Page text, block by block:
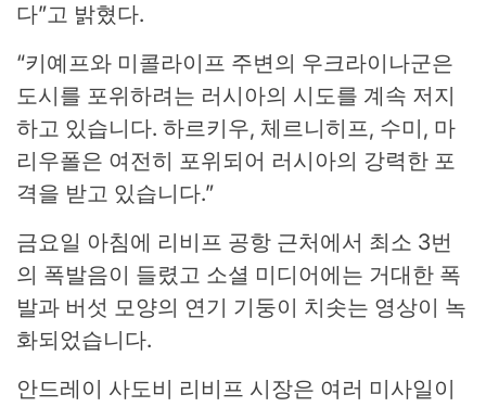
다”고 밝혔다.
“키예프와 미콜라이프 주변의 우크라이나군은
도시를 포위하려는 러시아의 시도를 계속 저지
하고 있습니다. 하르키우, 체르니히프, 수미, 마
리우폴은 여전히 ​​포위되어 러시아의 강력한 포
격을 받고 있습니다.”
금요일 아침에 리비프 공항 근처에서 최소 3번
의 폭발음이 들렸고 소셜 미디어에는 거대한 폭
발과 버섯 모양의 연기 기둥이 치솟는 영상이 녹
화되었습니다.
안드레이 사도비 리비프 시장은 여러 미사일이